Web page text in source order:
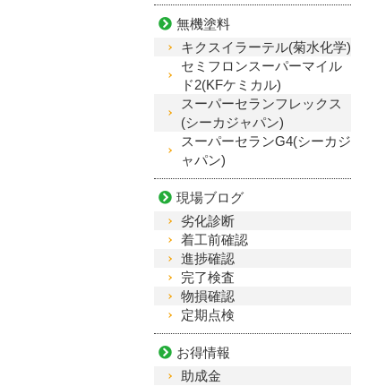
無機塗料
キクスイラーテル(菊水化学)
セミフロンスーパーマイル
ド2(KFケミカル)
スーパーセランフレックス
(シーカジャパン)
スーパーセランG4(シーカジ
ャパン)
現場ブログ
劣化診断
着工前確認
進捗確認
完了検査
物損確認
定期点検
お得情報
助成金